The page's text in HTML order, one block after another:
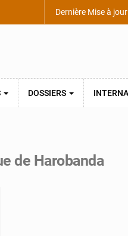
Dernière Mise à
DOSSIERS
de Harobanda